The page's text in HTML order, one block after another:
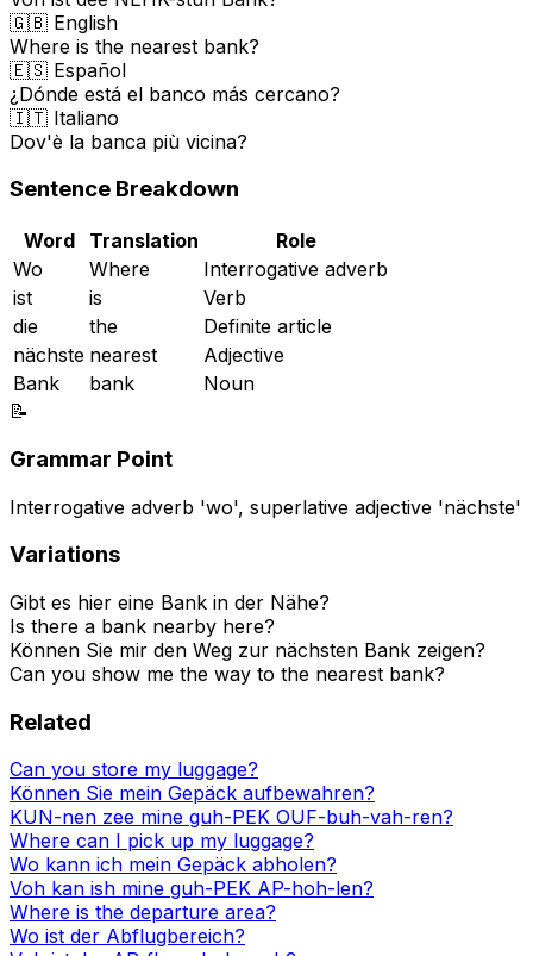
🇬🇧 English
Where is the nearest bank?
🇪🇸 Español
¿Dónde está el banco más cercano?
🇮🇹 Italiano
Dov'è la banca più vicina?
Sentence Breakdown
Word Translation
Role
Wo
Where
Interrogative adverb
ist
is
Verb
die
the
Definite article
nächste nearest
Adjective
Bank
bank
Noun
📝
Grammar Point
Interrogative adverb 'wo', superlative adjective 'nächste'
Variations
Gibt es hier eine Bank in der Nähe?
Is there a bank nearby here?
Können Sie mir den Weg zur nächsten Bank zeigen?
Can you show me the way to the nearest bank?
Related
Can you store my luggage?
Können Sie mein Gepäck aufbewahren?
KUN-nen zee mine guh-PEK OUF-buh-vah-ren?
Where can I pick up my luggage?
Wo kann ich mein Gepäck abholen?
Voh kan ish mine guh-PEK AP-hoh-len?
Where is the departure area?
Wo ist der Abflugbereich?